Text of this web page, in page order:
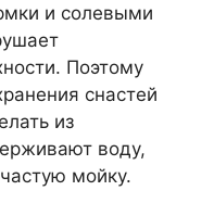
и солевыми
Поэтому
снастей
из
воду,
мойку.